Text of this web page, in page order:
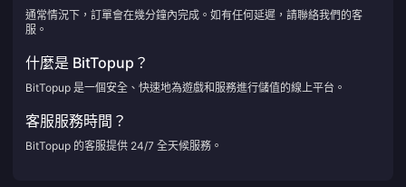
通常情況下，訂單會在幾分鐘內完成。如有任何延遲，請聯絡我們的客
服。
什麼是 BitTopup？
BitTopup 是一個安全、快速地為遊戲和服務進行儲值的線上平台。
客服服務時間？
BitTopup 的客服提供 24/7 全天候服務。